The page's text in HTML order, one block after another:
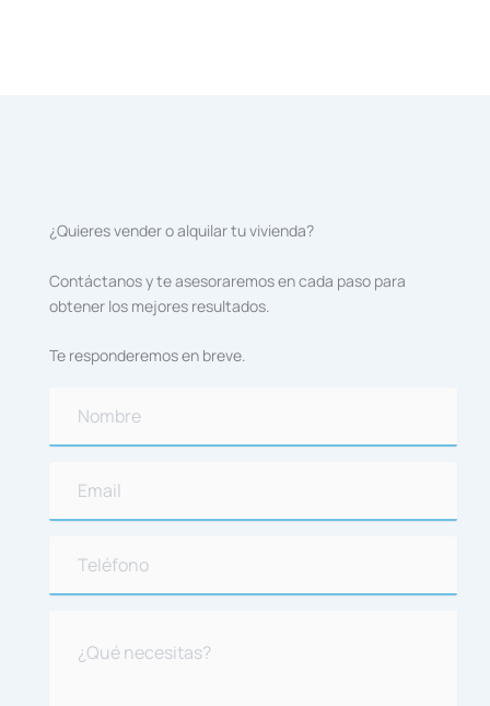
¿Quieres vender o alquilar tu vivienda?
Contáctanos y te asesoraremos en cada paso para
obtener los mejores resultados.
Te responderemos en breve.